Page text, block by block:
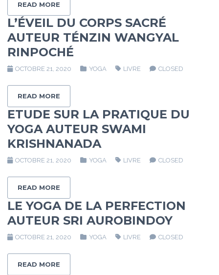
READ MORE
L’ÉVEIL DU CORPS SACRÉ
AUTEUR TÉNZIN WANGYAL
RINPOCHÉ
OCTOBRE 21, 2020 YOGA LIVRE CLOSED
READ MORE
ETUDE SUR LA PRATIQUE DU
YOGA AUTEUR SWAMI
KRISHNANADA
OCTOBRE 21, 2020 YOGA LIVRE CLOSED
READ MORE
LE YOGA DE LA PERFECTION
AUTEUR SRI AUROBINDOY
OCTOBRE 21, 2020 YOGA LIVRE CLOSED
READ MORE